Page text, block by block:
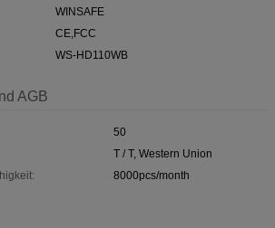
WINSAFE
CE,FCC
WS-HD110WB
AGB
50
T / T, Western Union
8000pcs/month